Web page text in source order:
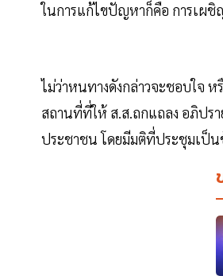
ในการแก้ไขปัญหาก็คือ การเผ
ไม่ว่าหนทางดังกล่าวจะชอบใจ
สถานที่ที่ให้ ส.ส.ถกแถลง อภิปร
ประชาชน โดยมีมติที่ประชุมเป็น